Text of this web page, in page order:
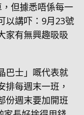
但據悉唔係每一
以講吓：9月23號
家有無興趣昅昅
巴士」嘅代表就
排每週末一班，
份週末要加開班